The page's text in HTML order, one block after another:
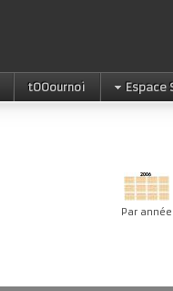
tOOournoi Espace
Par année